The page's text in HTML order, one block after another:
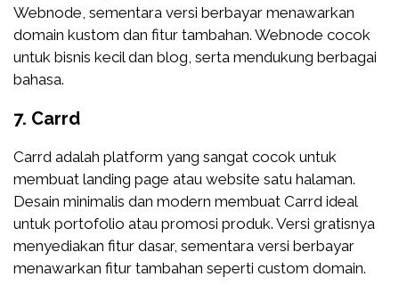
Webnode, sementara versi berbayar menawarkan
domain kustom dan fitur tambahan. Webnode cocok
untuk bisnis kecil dan blog, serta mendukung berbagai
bahasa.
7. Carrd
Carrd adalah platform yang sangat cocok untuk
membuat landing page atau website satu halaman.
Desain minimalis dan modern membuat Carrd ideal
untuk portofolio atau promosi produk. Versi gratisnya
menyediakan fitur dasar, sementara versi berbayar
menawarkan fitur tambahan seperti custom domain.